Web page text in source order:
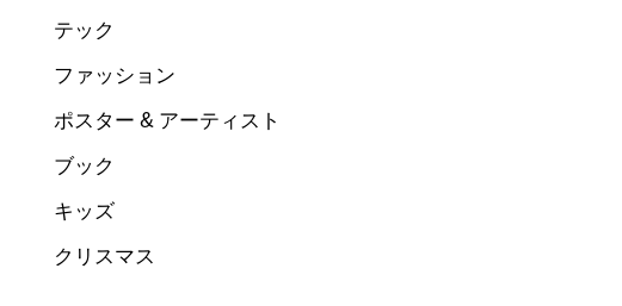
テック
ファッション
ポスター & アーティスト
ブック
キッズ
クリスマス